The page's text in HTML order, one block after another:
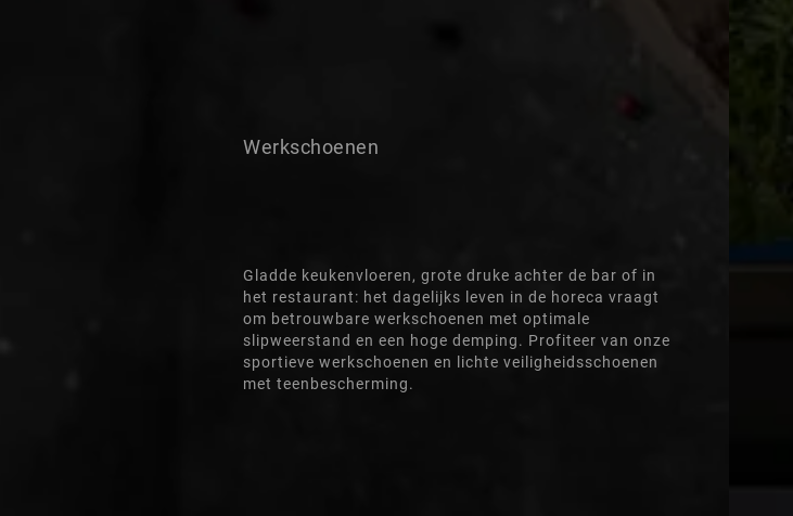
Werkschoenen
Gladde keukenvloeren, grote druke achter de bar of in
het restaurant: het dagelijks leven in de horeca vraagt
om betrouwbare werkschoenen met optimale
slipweerstand en een hoge demping. Profiteer van onze
sportieve werkschoenen en lichte veiligheidsschoenen
met teenbescherming.